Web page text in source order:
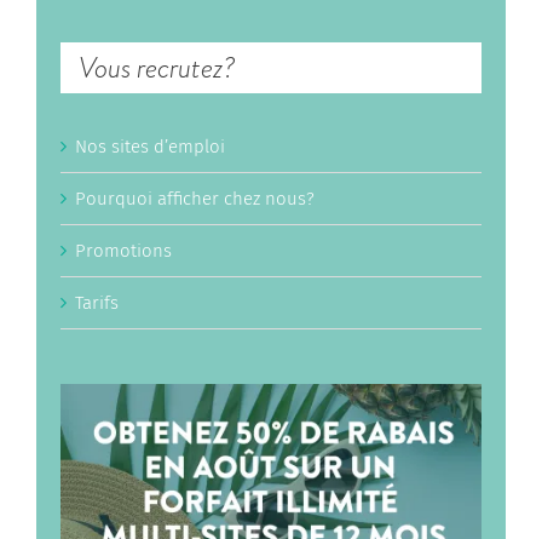
Vous recrutez?
Nos sites d’emploi
Pourquoi afficher chez nous?
Promotions
Tarifs